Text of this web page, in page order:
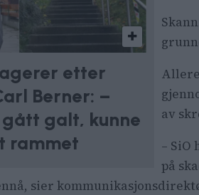
etter
Berner: –
galt, kunne
rammet
av
–
på
sier